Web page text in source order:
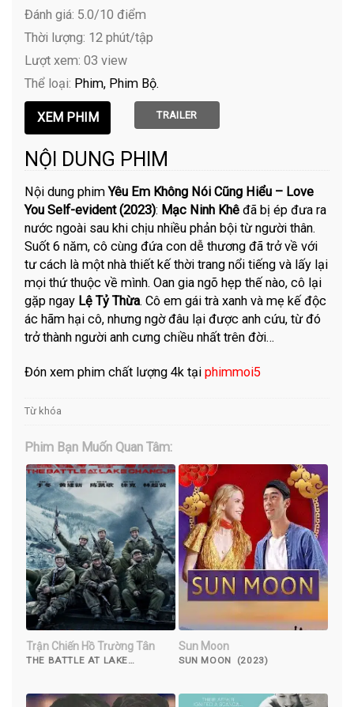
Đánh giá: 5.0/10 điểm
Thời lượng: 12 phút/tập
Lượt xem: 03 view
Thể loại: Phim Phim Bộ
TRAILER
NỘI DUNG PHIM
Nội dung phimYêu Em Không Nói Cũng Hiểu – Love
You Self-evident (2023): Mạc Ninh Khê đã bị ép đưa ra
nước ngoài sau khi chịu nhiều phản bội từ người thân.
Suốt 6 năm, cô cùng đứa con dễ thương đã trở về với
tư cách là một nhà thiết kế thời trang nổi tiếng và lấy lại
mọi thứ thuộc về mình. Oan gia ngõ hẹp thế nào, cô lại
gặp ngay Lệ Tỷ Thừa. Cô em gái trà xanh và mẹ kế độc
ác hãm hại cô, nhưng ngờ đâu lại được anh cứu, từ đó
trở thành người anh cưng chiều nhất trên đời…
Đón xem phim chất lượng 4k tạiphimmoi5
Từ khóa
Phim Bạn Muốn Quan Tâm:
Trận Chiến Hồ Trường Tân
THE BATTLE AT LAKE
Sun Moon
SUN MOON (2023)